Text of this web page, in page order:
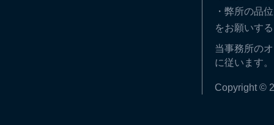
・弊所の品
をお願いす
当事務所の
に従います。
Copyright ©